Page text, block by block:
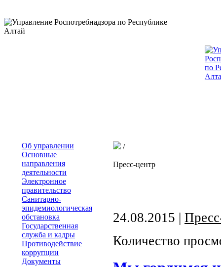
Об управлении
Основные
направления
деятельности
Электронное
правительство
Санитарно-
эпидемиологическая
обстановка
Государственная
служба и кадры
Противодействие
коррупции
Документы
/
Пресс-центр
24.08.2015 |
Количество